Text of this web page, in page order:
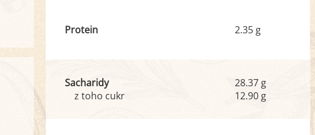
Protein 2.35 g
Sacharidy
z toho cukr
28.37 g
12.90 g